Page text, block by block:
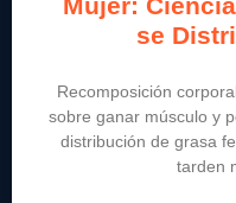
se
Recomposición
sobre ganar músculo y
distribución de grasa
tarden